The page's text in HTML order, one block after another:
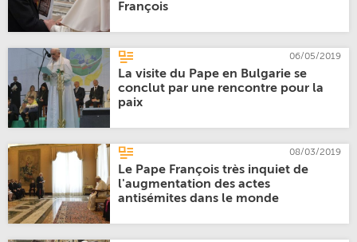
François
06/05/2019
La visite du Pape en Bulgarie se
conclut par une rencontre pour la
paix
08/03/2019
Le Pape François très inquiet de
l'augmentation des actes
antisémites dans le monde